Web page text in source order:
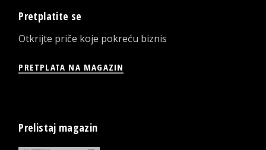
Pretplatite se
Otkrijte priče koje pokreću biznis
PRETPLATA NA MAGAZIN
Prelistaj magazin